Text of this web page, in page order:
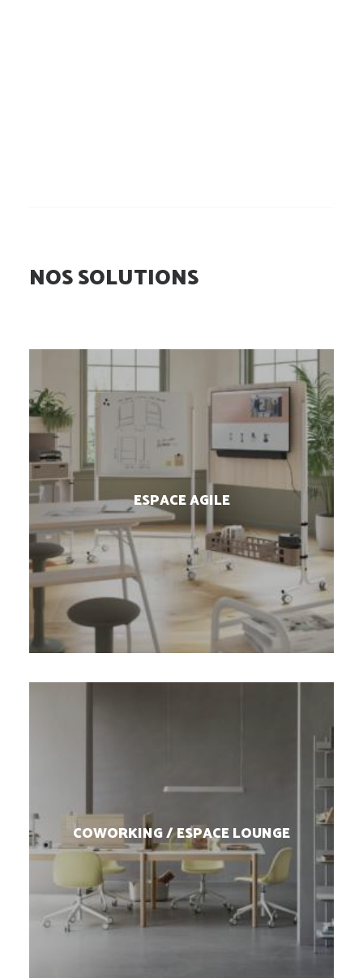
NOS SOLUTIONS
ESPACE AGILE
COWORKING / ESPACE LOUNGE